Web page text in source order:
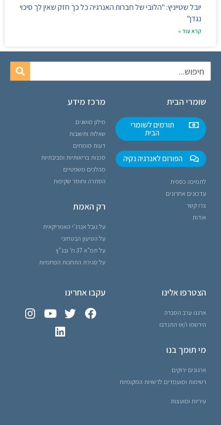
יובל שטייניץ: "הלובי של חברות האנרגיה כל כך חזק שאין לך סיכוי
נגדן"
קרא עוד »
שומרי הבית
תורמים לשומרי
הבית
הפורום לאנרגיה נקיה
לתמיכה כספית
עדכונים אחרונים
צרו קשר
אודות
מרכז מידע
מילון מושגים
שאלות ותשובות
דעות מומחים
סכנות בריאותיות וסביבתיות
מהלכים משפטיים
הסתרה וחוסר שקיפות
רק האמת
על נובל אנרג'י האמריקאית
על הטיעון הבטחוני
על תמ"א 37 ח' ובג"ץ
על סגירת התחנות הפחמיות
הצטרפו אלינו
ארגנו ערב הסברה
הירשמו ו/או התנדבו
מי תומך בנו
ארגונים ירוקים
רשימות ומועמדים לרשויות המקומיות
עיריות ומועצות
עקבו אחרינו